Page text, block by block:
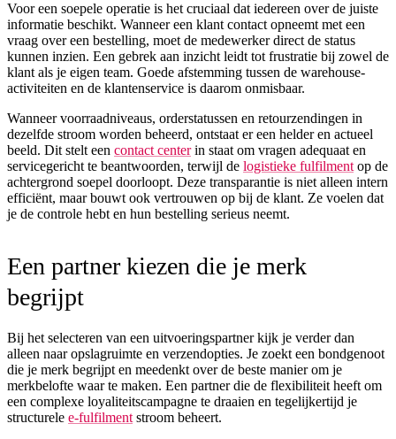
Voor een soepele operatie is het cruciaal dat iedereen over de juiste
informatie beschikt. Wanneer een klant contact opneemt met een
vraag over een bestelling, moet de medewerker direct de status
kunnen inzien. Een gebrek aan inzicht leidt tot frustratie bij zowel de
klant als je eigen team. Goede afstemming tussen de warehouse-
activiteiten en de klantenservice is daarom onmisbaar.
Wanneer voorraadniveaus, orderstatussen en retourzendingen in
dezelfde stroom worden beheerd, ontstaat er een helder en actueel
beeld. Dit stelt een contact centerin staat om vragen adequaat en
servicegericht te beantwoorden, terwijl de logistieke fulfilment op de
achtergrond soepel doorloopt. Deze transparantie is niet alleen intern
efficiënt, maar bouwt ook vertrouwen op bij de klant. Ze voelen dat
je de controle hebt en hun bestelling serieus neemt.
Een partner kiezen die je merk
begrijpt
Bij het selecteren van een uitvoeringspartner kijk je verder dan
alleen naar opslagruimte en verzendopties. Je zoekt een bondgenoot
die je merk begrijpt en meedenkt over de beste manier om je
merkbelofte waar te maken. Een partner die de flexibiliteit heeft om
een complexe loyaliteitscampagne te draaien en tegelijkertijd je
structurele e-fulfilment stroom beheert.